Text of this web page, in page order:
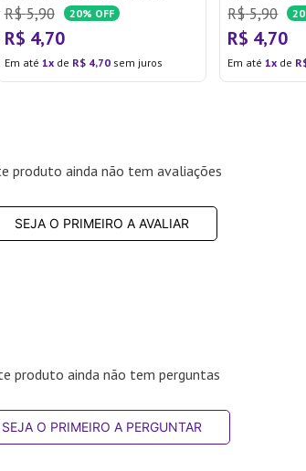
R$ 5,90 20% OFF
R$ 4,70
Em até 1 de R$ 4,70sem juros
R$ 5,90
R$ 4,70
Em até1 de
produto ainda não tem avaliações
SEJA O PRIMEIRO A AVALIAR
produto ainda não tem perguntas
SEJA O PRIMEIRO A PERGUNTAR